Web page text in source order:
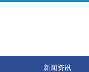
新闻资讯